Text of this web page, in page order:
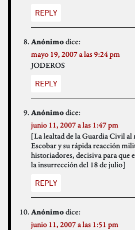
REPLY
Anónimodice:
mayo 19, 2007 a las 9:24 pm
JODEROS
REPLY
Anónimodice:
junio 11, 2007 a las 1:47 pm
[La lealtad de la Guardia Civil
Escobar y su rápida reacción
historiadores, decisiva para que
la insurrección del 18 de julio]
REPLY
Anónimodice:
junio 11, 2007 a las 1:51 pm